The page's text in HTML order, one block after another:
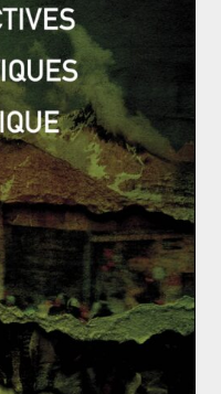
complètes de la filière
aux quatre coins du
tant que leader du
Moscou, Rosatom
Il s’agit de son bras
qui lui permet
de s’y implanter
de dépendance en
cibles et la Russie.
de négociations de